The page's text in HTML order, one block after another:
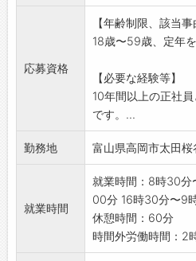
します。
変更範囲:変更なし
応募資格
【年齢制限、該当事
18歳〜59歳、定年
【必要な経験等】
10年間以上の正社
です。...
勤務地 富山県高岡市太田桜
就業時間
就業時間：8時30分
00分 16時30分〜9
休憩時間：60分
時間外労働時間：2